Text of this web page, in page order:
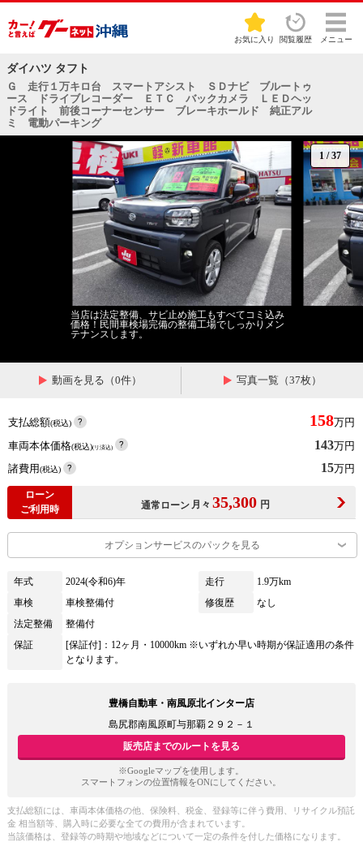
お気に入り 閲覧履歴 メニュー
ダイハツ タフト
Ｇ 走行１万キロ台 スマートアシスト ＳＤナビ ブルートゥ
ース ドライブレコーダー ＥＴＣ バックカメラ ＬＥＤヘッ
ドライト 前後コーナーセンサー ブレーキホールド 純正アル
ミ 電動パーキング
1 /37
当店は法定整備、サビ止め施工もすべてコミ込み
価格！民間車検場完備の整備工場でしっかりメン
テナンスします。
動画を見る（0件） 写真一覧（37枚）
支払総額(税込) 158万円
車両本体価格(税込)(リ済込) 143万円
諸費用(税込) 15万円
ローン
ご利用時
通常ローン 月々 35,300 円
オプションサービスのパックを見る
年式 2024(令和6)年 走行
1.9万km
車検
車検整備付 修復歴
なし
法定整備
整備付
保証
[保証付]：12ヶ月・10000km ※いずれか早い時期が保証適用の条件
となります。
豊橋自動車・南風原北インター店
島尻郡南風原町与那覇２９２－１
販売店までのルートを見る
※Googleマップを使用します。
スマートフォンの位置情報をONにしてください。
支払総額には、車両本体価格の他、保険料、税金、登録等に伴う費用、リサイクル預託
金 相当額等、購入時に必要な全ての費用が含まれています。
当該価格は、登録等の時期や地域などについて一定の条件を付した価格になります。